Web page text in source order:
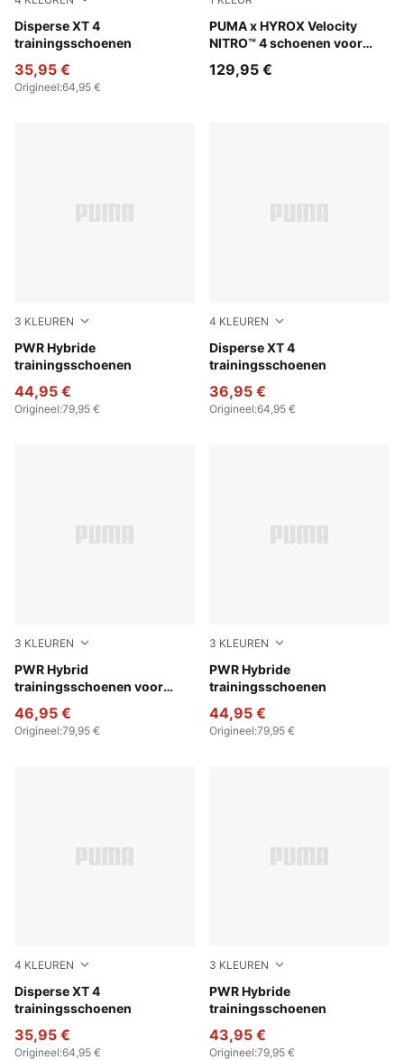
Disperse XT 4
trainingsschoenen
PUMA Black-PUMA White
35,95 €
Origineel:64,95 €
PUMA x HYROX Velocity
NITRO™ 4 schoenen voor
Lucite-Pure Pink-Deep Plum
129,95 €
3 KLEUREN
PWR Hybride
trainingsschoenen
PUMA White-Apple Spritz-PUMA Black
44,95 €
Origineel:79,95 €
4 KLEUREN
Disperse XT 4
trainingsschoenen
Loden Green-PUMA Black-
36,95 €
Origineel:64,95 €
3 KLEUREN
PWR Hybrid
trainingsschoenen voor
PUMA White-Fresh Water-Baltic Sea Blue
46,95 €
Origineel:79,95 €
3 KLEUREN
PWR Hybride
trainingsschoenen
PUMA Black-Cool Dark
44,95 €
Origineel:79,95 €
4 KLEUREN
Disperse XT 4
trainingsschoenen
PUMA Black-Jasmine Flower-Wild Pink
35,95 €
Origineel:64,95 €
3 KLEUREN
PWR Hybride
trainingsschoenen
Baltic Sea Blue-Lux Lime-
43,95 €
Origineel:79,95 €